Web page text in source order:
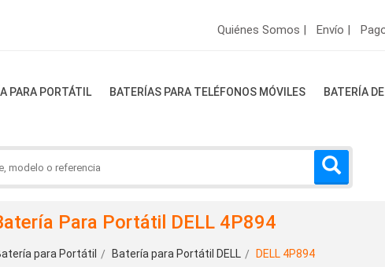
Quiénes Somos | Envío |
PARA PORTÁTIL BATERÍAS PARA TELÉFONOS MÓVILES BATERÍA
Para Portátil DELL 4P894
para Portátil Batería para Portátil DELL DELL 4P894